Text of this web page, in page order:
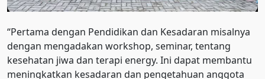
“Pertama dengan Pendidikan dan Kesadaran misalnya
dengan mengadakan workshop, seminar, tentang
kesehatan jiwa dan terapi energy. Ini dapat membantu
meningkatkan kesadaran dan pengetahuan anggota